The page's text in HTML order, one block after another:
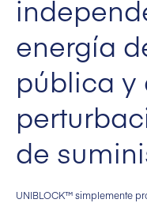
energía
pública y
de
UNIBLOCK™ simplemente